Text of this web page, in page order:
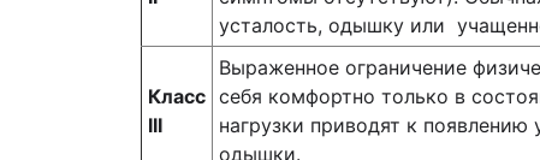
усталость, одышку или
Класс
III
Выраженное ограничение
себя комфортно только в
нагрузки приводят к появлению
одышки.